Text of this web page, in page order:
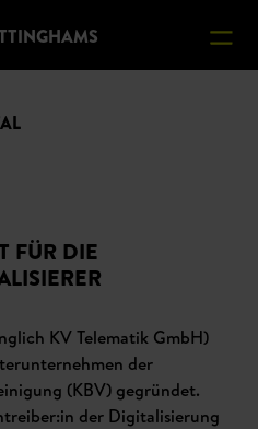
FÜR DIE
KV Telematik GmbH)
der
(KBV) gegründet.
der Digitalisierung